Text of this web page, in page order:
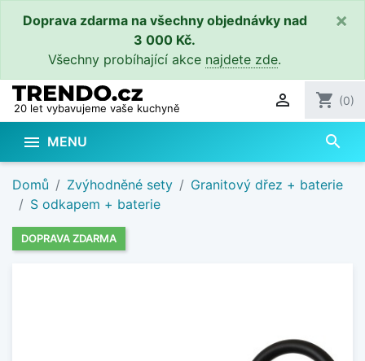
Doprava zdarma na všechny objednávky nad
3 000 Kč.
Všechny probíhající akce najdete zde.
×
20 let vybavujeme vaše kuchyně  shopping_cart (0)
 MENU search
Domů Zvýhodněné sety
Granitový dřez + baterie
S odkapem + baterie
DOPRAVA ZDARMA